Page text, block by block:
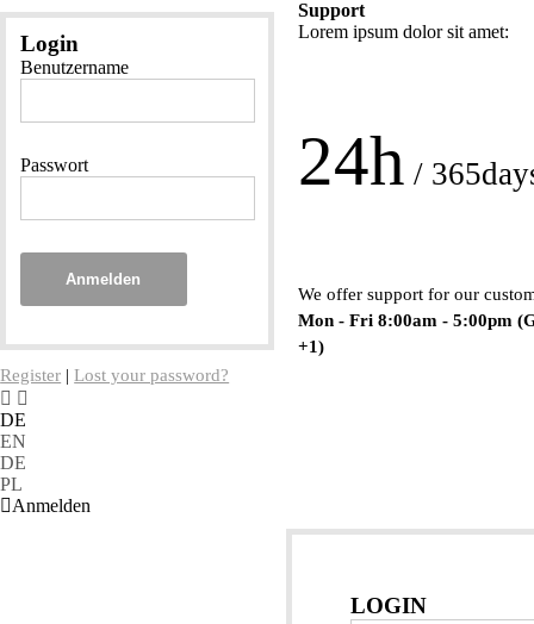
Login
Benutzername
Passwort
Anmelden
Register |Lost your password?
Support
Lorem ipsum dolor sit amet:
24h /
We offer support for our
Mon - Fri 8:00am - 5:00pm
+1)
DE
EN
DE
PL
Anmelden
LOGIN